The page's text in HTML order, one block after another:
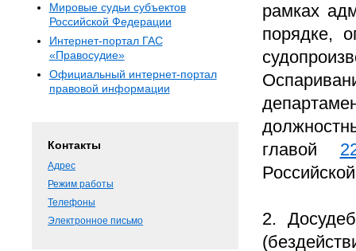
рамках
порядке,
главой
2.
Мировые судьи субъектов
Российской Федерации
Интернет-портал ГАС
«Правосудие»
Официальный интернет-портал
правовой информации
Контакты
Адрес
Режим работы
Телефоны
Электронное письмо